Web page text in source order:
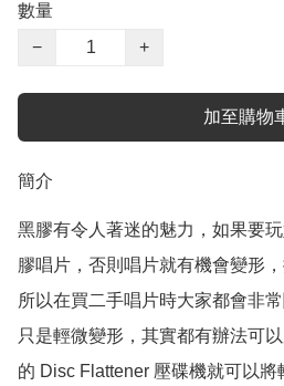
數量
−
+
加至購物
簡介
黑膠有令人著迷的魅力，如果要
膠唱片，否則唱片就有機會變形
所以在買二手唱片時大家都會非
只是輕微變形，其實都有辦法可
的 Disc Flattener 壓碟機就可以